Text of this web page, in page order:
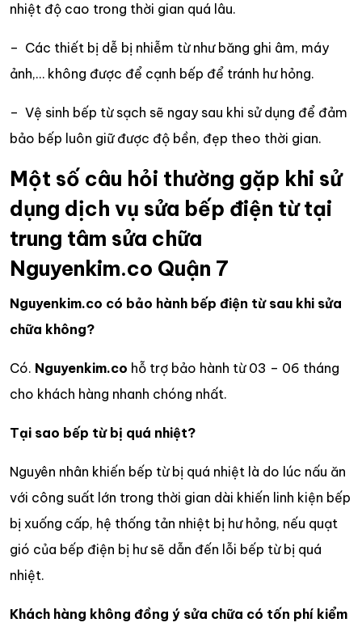
nhiệt độ cao trong thời gian quá lâu.
– Các thiết bị dễ bị nhiễm từ như băng ghi âm, máy
ảnh,… không được để cạnh bếp để tránh hư hỏng.
– Vệ sinh bếp từ sạch sẽ ngay sau khi sử dụng để đảm
bảo bếp luôn giữ được độ bền, đẹp theo thời gian.
Một số câu hỏi thường gặp khi sử
dụng dịch vụ sửa bếp điện từ tại
trung tâm sửa chữa
Nguyenkim.co Quận 7
Nguyenkim.co có bảo hành bếp điện từ sau khi sửa
chữa không?
Có. Nguyenkim.co hỗ trợ bảo hành từ 03 – 06 tháng
cho khách hàng nhanh chóng nhất.
Tại sao bếp từ bị quá nhiệt?
Nguyên nhân khiến bếp từ bị quá nhiệt là do lúc nấu ăn
với công suất lớn trong thời gian dài khiến linh kiện bếp
bị xuống cấp, hệ thống tản nhiệt bị hư hỏng, nếu quạt
gió của bếp điện bị hư sẽ dẫn đến lỗi bếp từ bị quá
nhiệt.
Khách hàng không đồng ý sửa chữa có tốn phí kiểm